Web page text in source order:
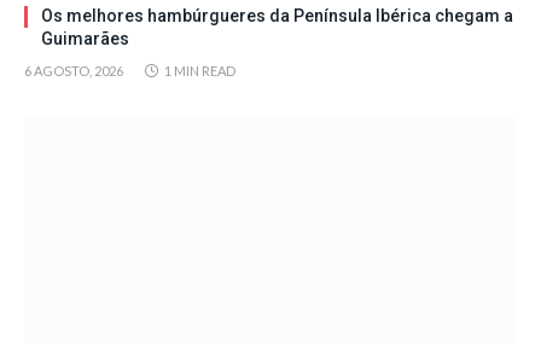
Os melhores hambúrgueres da Península Ibérica chegam a
Guimarães
6 AGOSTO, 2026 1 MIN READ